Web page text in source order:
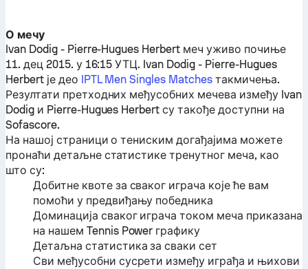
О мечу
Ivan Dodig- Pierre-Hugues Herbert меч уживо почиње
11. дец 2015. у 16:15 УТЦ. Ivan Dodig- Pierre-Hugues
Herbertје део IPTL Men Singles Matchesтакмичења.
Резултати претходних међусобних мечева између Ivan
Dodigи Pierre-Hugues Herbert су такође доступни на
Sofascore.
На нашој страници о тениским догађајима можете
пронаћи детаљне статистике тренутног меча, као
што су:
Добитне квоте за сваког играча које ће вам
помоћи у предвиђању победника
Доминација сваког играча током меча приказана
на нашем Tennis Power графику
Детаљна статистика за сваки сет
Сви међусобни сусрети између играђа и њихови